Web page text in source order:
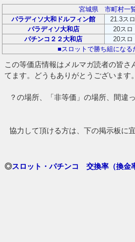
宮城県 市町村一
パラディソ大和ドルフィン館
21.3ス
パラディソ大和店
20ス
パチンコ２２大和店
20ス
■スロットで勝ち組になる
この等価店情報はメルマガ読者の皆さ
てます。どうもありがとうございます。
？の場所、「非等価」の場所、間違
協力して頂ける方は、下の掲示板に
◎スロット・パチンコ 交換率（換金